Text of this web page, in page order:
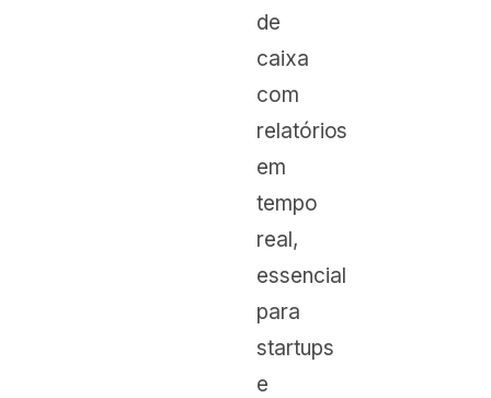
de
caixa
com
relatórios
em
tempo
real,
essencial
para
startups
e